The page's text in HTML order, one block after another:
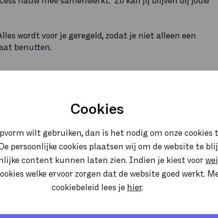
Cookies
wilt gebruiken, dan is het nodig om onze cookies
persoonlijke cookies plaatsen wij om de website te
content kunnen laten zien. Indien je kiest voor
welke ervoor zorgen dat de website goed werkt.
cookiebeleid lees je hier.
wordt voor je geregeld, zodat je niet alleen een
benutten.
de hoofdprijs voor betalen en wil al helemaal
leveren wij als enige glasvezelleverancier in
Wanneer wij de aanleg van een nieuw netwerk
gegarandeerd. Dus niet maanden lang wachten,
is en er eindelijk wordt